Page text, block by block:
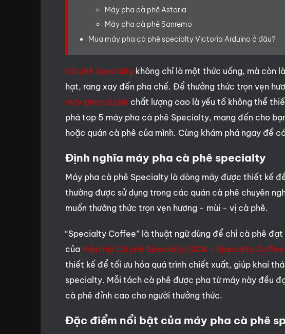
Máy pha cà phê Astoria
Máy pha cà phê Sanremo
Mua máy pha cà phê specialty Victoria Arduino ở đâu?
Cà phê Specialty không chỉ là một thức uống, mà còn
hạt, rang xay đến pha chế. Để thưởng thức trọn vẹn
máy pha cà phê chất lượng cao là yếu tố không thể
phá top 5 máy pha cà phê Specialty, mang đến cho
hoặc quán cà phê của mình. Cùng khám phá ngay để
Định nghĩa máy pha cà phê specialty
Máy pha cà phê Specialty là dòng máy được thiết kế
thường được sử dụng trong các quán cà phê chuyên
muốn thưởng thức trọn vẹn hương - mùi - vị cà phê.
“Specialty Coffee” là thuật ngữ dùng để chỉ cà phê
của Hiệp hội Cà phê Specialty (SCA - Specialty
thiết kế để tối ưu hóa quá trình chiết xuất, giúp khai
specialty. Mỗi tách cà phê được pha từ máy này đều
cà phê đỉnh cao cho người thưởng thức.
Đặc điểm nổi bật của máy pha cà phê